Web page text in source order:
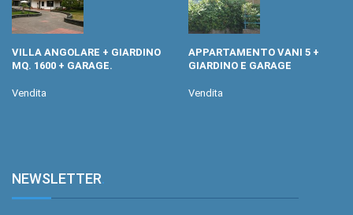
VILLA ANGOLARE + GIARDINO
MQ. 1600 + GARAGE.
Vendita
APPARTAMENTO VANI 5 +
GIARDINO E GARAGE
Vendita
NEWSLETTER.